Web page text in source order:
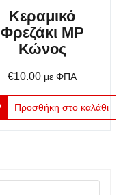
Κεραμικό
Φρεζάκι MP
Κώνος
€10.00 με ΦΠΑ
Προσθήκη στο καλάθι